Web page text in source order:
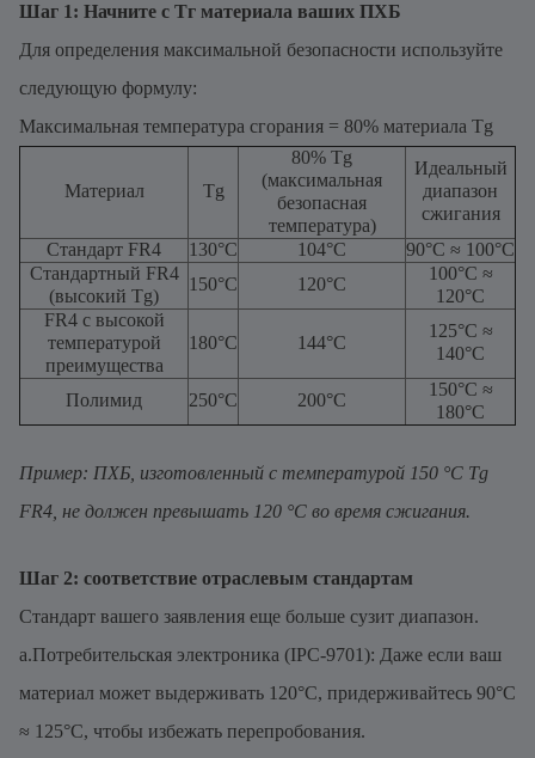
Шаг 1: Начните с Тг материала ваших ПХБ
Для определения максимальной безопасности используйте
следующую формулу:
Максимальная температура сгорания = 80% материала Tg
Материал Tg
80% Tg
(максимальная
безопасная
температура)
Идеальный
диапазон
сжигания
Стандарт FR4
130°С 104°C
90°C ≈ 100°C
Стандартный FR4
(высокий Tg)
150°С 120°С
100°C ≈
120°C
FR4 с высокой
температурой
преимущества
180°С 144°C
125°С ≈
140°С
Полимид 250°С 200°С
150°С ≈
180°С
Пример: ПХБ, изготовленный с температурой 150 °C Tg
FR4, не должен превышать 120 °C во время сжигания.
Шаг 2: соответствие отраслевым стандартам
Стандарт вашего заявления еще больше сузит диапазон.
a.Потребительская электроника (IPC-9701): Даже если ваш
материал может выдерживать 120°C, придерживайтесь 90°C
≈ 125°C, чтобы избежать перепробования.